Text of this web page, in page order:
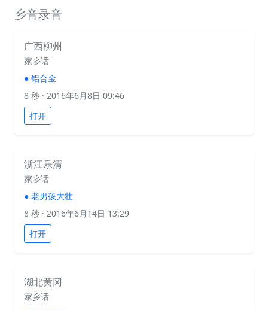
乡音录音
广西柳州
家乡话
● 铝合金
8 秒 · 2016年6月8日 09:46
打开
浙江乐清
家乡话
● 老男孩大壮
8 秒 · 2016年6月14日 13:29
打开
湖北黄冈
家乡话